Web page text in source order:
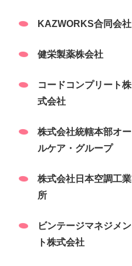
KAZWORKS合同会社
健栄製薬株会社
コードコンプリート株
式会社
株式会社統轄本部オー
ルケア・グループ
株式会社日本空調工業
所
ビンテージマネジメン
ト株式会社